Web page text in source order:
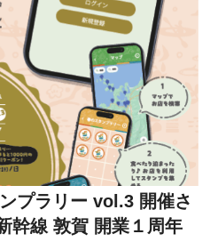
プラリー vol.3 開催さ
幹線 敦賀 開業１周年